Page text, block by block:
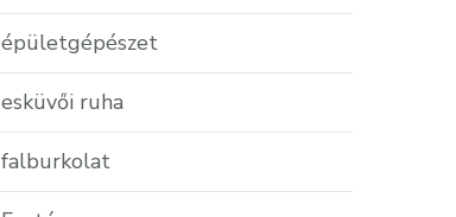
épületgépészet
esküvői ruha
falburkolat